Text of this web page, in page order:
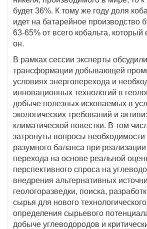
будет 36%. К тому же году доля
идет на батарейное производство
63-65% от всего кобальта, который
он.
В рамках сессии эксперты
трансформации добывающей
условиях энергоперехода и
инновационных технологий в
добыче полезных ископаемых в
экологических требований и
климатической повестки. В том
затронуты вопросы
разумного баланса при реализации
перехода на основе реальной
перспективного спроса на
внедрения альтернативных
геологоразведки, поиска,
сырья для нового
определения сырьевого
добыче углеводородов и